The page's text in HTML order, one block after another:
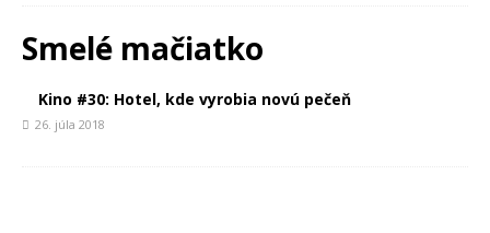
Smelé mačiatko
Kino #30: Hotel, kde vyrobia novú pečeň
26. júla 2018